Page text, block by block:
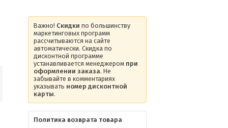
Важно! Скидки по большинству
маркетинговых программ
рассчитываются на сайте
автоматически. Скидка по
дисконтной программе
устанавливается менеджером при
оформлении заказа. Не
забывайте в комментариях
указывать номер дисконтной
карты.
Политика возврата товара